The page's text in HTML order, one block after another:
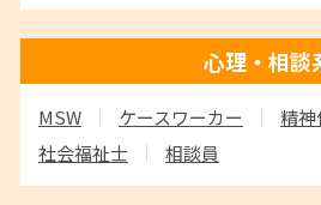
心理・相談
MSW ケースワーカー
精神
社会福祉士
相談員